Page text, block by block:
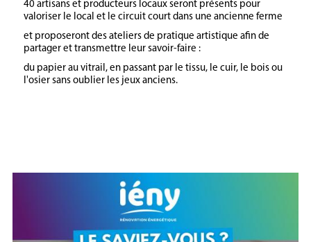
40 artisans et producteurs locaux seront présents pour
valoriser le local et le circuit court dans une ancienne ferme
et proposeront des ateliers de pratique artistique afin de
partager et transmettre leur savoir-faire :
du papier au vitrail, en passant par le tissu, le cuir, le bois ou
l'osier sans oublier les jeux anciens.